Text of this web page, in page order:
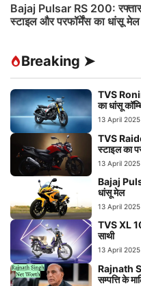
Bajaj Pulsar RS 200: रफ्तार
स्टाइल और परफॉर्मेंस का धांसू मेल
Breaking ➤
TVS
का धांसू
13 April 2025
TVS
स्टाइल का
13 April 2025
Bajaj
धांसू मेल
13 April 2025
TVS XL
साथी
13 April 2025
Rajnath
सम्पत्ति के